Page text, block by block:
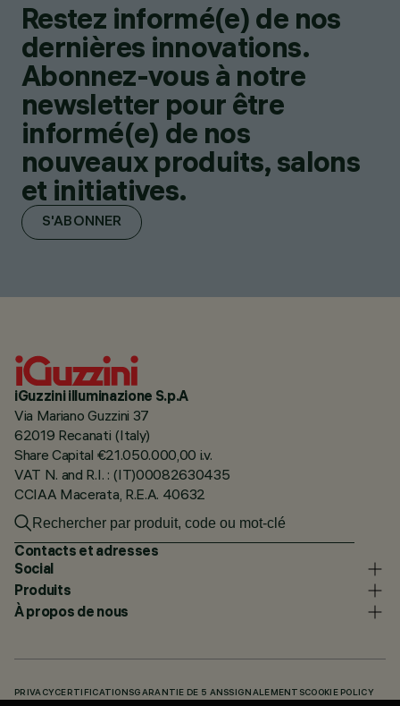
Restez informé(e) de nos
dernières innovations.
Abonnez-vous à notre
newsletter pour être
informé(e) de nos
nouveaux produits, salons
et initiatives.
S'ABONNER
iGuzzini illuminazione S.p.A
Via Mariano Guzzini 37
62019 Recanati (Italy)
Share Capital €21.050.000,00 i.v.
VAT N. and R.I. : (IT)00082630435
CCIAA Macerata, R.E.A. 40632
Contacts et adresses
Social
Produits
À propos de nous
PRIVACY CERTIFICATIONSGARANTIE DE 5 ANSSIGNALEMENTSCOOKIE POLICY